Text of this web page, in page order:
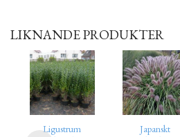
LIKNANDE PRODUKTER
Ligustrum
Japanskt